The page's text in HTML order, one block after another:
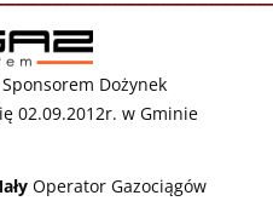
Dożynek
02.09.2012r. w Gminie
Operator Gazociągów